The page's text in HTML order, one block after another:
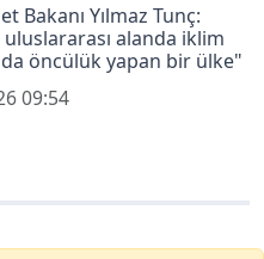
Bakanı Yılmaz Tunç:
alanda iklim
öncülük yapan bir ülke"
09:54